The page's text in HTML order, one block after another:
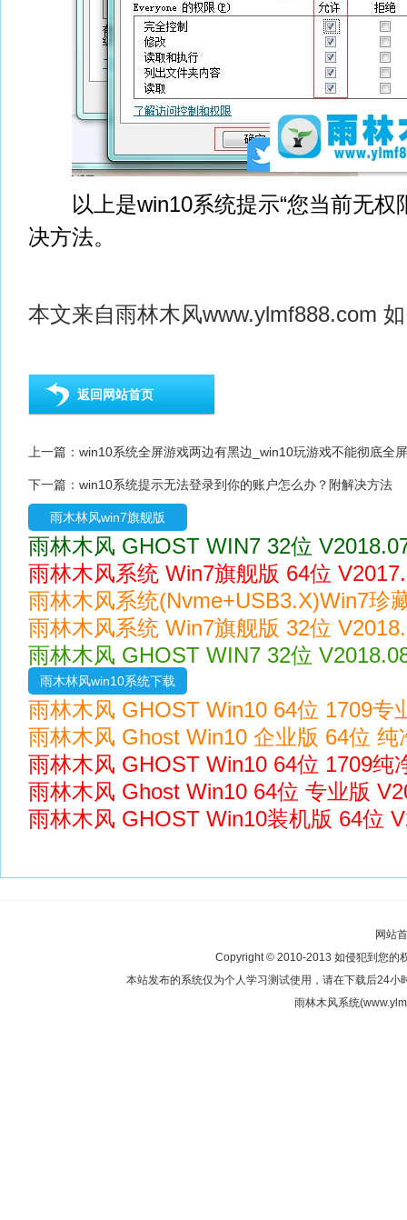
以上是win10系统提示“您当前无权
决方法。
本文来自雨林木风www.ylmf888.com
返回网站首页
上一篇： win10系统全屏游戏两边有黑边_win10玩游戏不能彻底全
下一篇： win10系统提示无法登录到你的账户怎么办？附解决方法
雨木林风win7旗舰版
雨林木风 GHOST WIN7 32位
雨林木风系统 Win7旗舰版 64位
雨林木风系统(Nvme+USB3.X)Win7珍
雨林木风系统 Win7旗舰版 32位
雨林木风 GHOST WIN7 32位
雨木林风win10系统下载
雨林木风 GHOST Win10 64位 1709专
雨林木风 Ghost Win10 企业版 64位 纯
雨林木风 GHOST Win10 64位 1709纯
雨林木风 Ghost Win10 64位 专业版
雨林木风 GHOST Win10装机版 64位
网站
Copyright © 2010-2013 如侵犯到您的
本站发布的系统仅为个人学习测试使用，请在下载后24
雨林木风系统